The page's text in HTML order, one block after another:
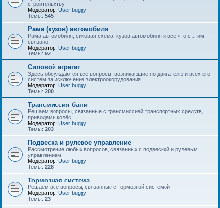
строительству
Модератор: User buggy
Темы: 545
Рама (кузов) автомобиля
Рама автомобиля, силовая схема, кузов автомобиля и всё что с этим
связано
Модератор: User buggy
Темы: 92
Силовой агрегат
Здесь обсуждаются все вопросы, возникающие по двигателю и всех его
систем за исключение электрооборудования
Модератор: User buggy
Темы: 200
Трансмиссия багги
Решаем вопросы, связанные с трансмиссией транспортных средств,
приводами колёс
Модератор: User buggy
Темы: 203
Подвеска и рулевое управление
Рассмотрение любых вопросов, связанных с подвеской и рулевым
управлением
Модератор: User buggy
Темы: 228
Тормозная система
Решаем все вопросы, связанные с тормозной системой
Модератор: User buggy
Темы: 23